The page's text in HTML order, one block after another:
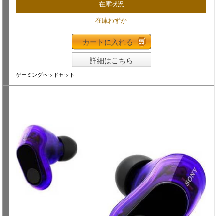
在庫状況
在庫わずか
カートに入れる
詳細はこちら
ゲーミングヘッドセット